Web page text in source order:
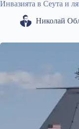
Инвазията в Сеута и
Николай